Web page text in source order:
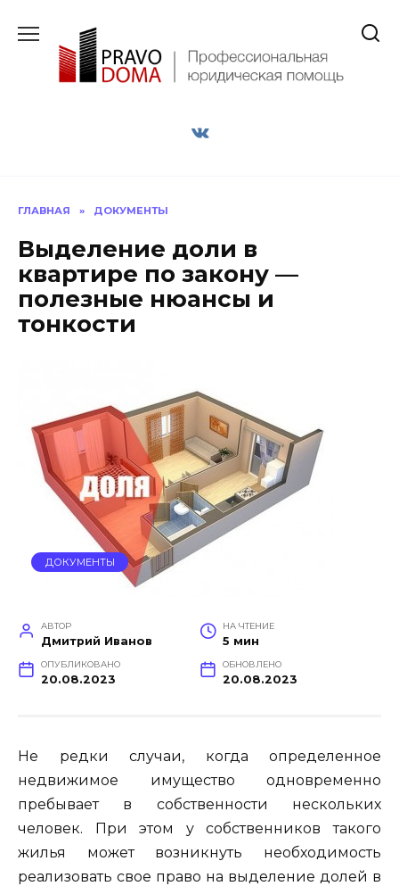
содержанию
ГЛАВНАЯ » ДОКУМЕНТЫ
Выделение доли в
квартире по закону —
полезные нюансы и
тонкости
ДОКУМЕНТЫ
АВТОР
Дмитрий Иванов
НА ЧТЕНИЕ
5 мин
ОПУБЛИКОВАНО
20.08.2023
ОБНОВЛЕНО
20.08.2023
Не редки случаи, когда определенное
недвижимое имущество одновременно
пребывает в собственности нескольких
человек. При этом у собственников такого
жилья может возникнуть необходимость
реализовать свое право на выделение долей в